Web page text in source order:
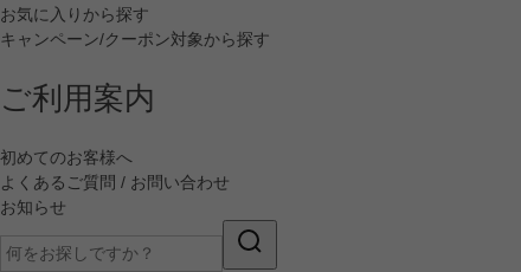
お気に入りから探す
キャンペーン/クーポン対象から探す
ご利用案内
初めてのお客様へ
よくあるご質問 / お問い合わせ
お知らせ